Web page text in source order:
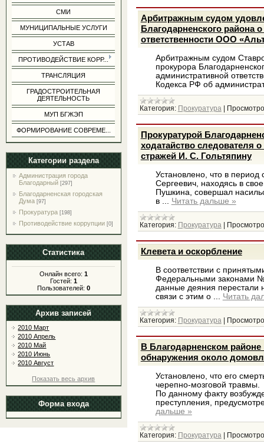
СМИ
МУНИЦИПАЛЬНЫЕ УСЛУГИ
УСТАВ
ПРОТИВОДЕЙСТВИЕ КОРР...
ТРАНСЛЯЦИЯ
ГРАДОСТРОИТЕЛЬНАЯ
ДЕЯТЕЛЬНОСТЬ
МУП БГЖЭП
ФОРМИРОВАНИЕ СОВРЕМЕ...
Категории раздела
Администрация города
Благодарный [297]
Благодарненская городская
Дума [97]
Прокуратура [198]
Противодействие коррупции [0]
Статистика
Онлайн всего: 1
Гостей: 1
Пользователей: 0
Архив записей
2010 Март
2010 Апрель
2010 Май
2010 Июнь
2010 Август
Показать весь архив
Форма входа
Арбитражным судом
Благодарненского района
ответственности ООО
Арбитражным судом
прокурора
административной
Кодекса РФ об
Категория: Прокуратура
Прокуратурой
ходатайство следователя
стражей И. С. Гольтяпину
Установлено, что в период
Сергеевич, находясь в
Пушкина, совершал
в ... Читать дальше »
Категория: Прокуратура
Клевета и оскорбление
В соответствии с
Федеральными законами
данные деяния перестали
связи с этим о ... Читать
Категория: Прокуратура
В Благодарненском
обнаружения около
Установлено, что его
черепно-мозговой травмы.
По данному факту
преступления,
дальше »
Категория: Прокуратура